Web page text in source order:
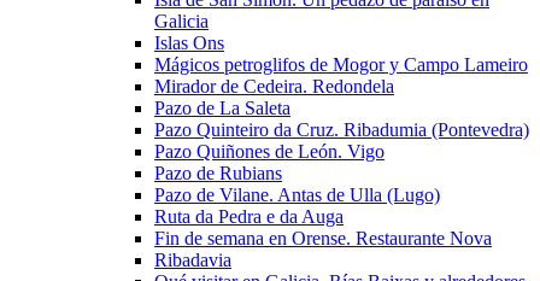
Galicia
Islas Ons
Mágicos petroglifos de Mogor y Campo Lameiro
Mirador de Cedeira. Redondela
Pazo de La Saleta
Pazo Quinteiro da Cruz. Ribadumia (Pontevedra)
Pazo Quiñones de León. Vigo
Pazo de Rubians
Pazo de Vilane. Antas de Ulla (Lugo)
Ruta da Pedra e da Auga
Fin de semana en Orense. Restaurante Nova
Ribadavia